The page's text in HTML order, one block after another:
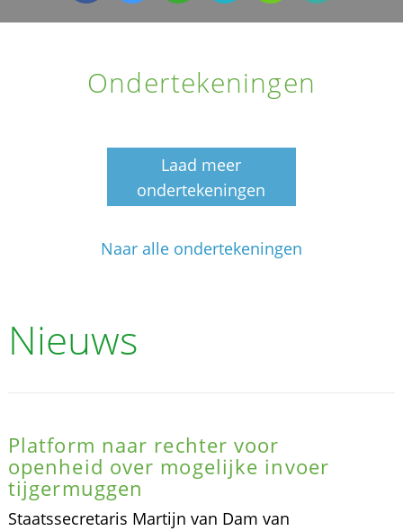
Ondertekeningen
Laad meer
ondertekeningen
Naar alle ondertekeningen
Nieuws
Platform naar rechter voor
openheid over mogelijke invoer
tijgermuggen
Staatssecretaris Martijn van Dam van